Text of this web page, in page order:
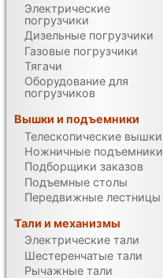
Электрические
погрузчики
Дизельные погрузчики
Газовые погрузчики
Тягачи
Оборудование для
погрузчиков
Вышки и подъемники
Телескопические вышки
Ножничные подъемники
Подборщики заказов
Подъемные столы
Передвижные лестницы
Тали и механизмы
Электрические тали
Шестеренчатые тали
Рычажные тали